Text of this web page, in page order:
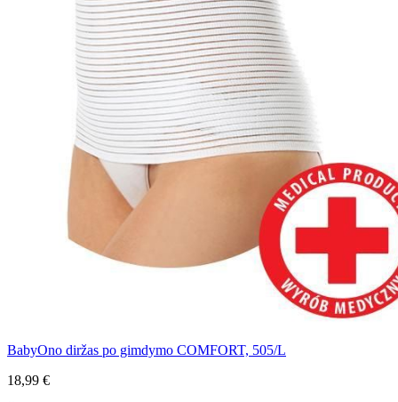
BabyOno diržas po gimdymo COMFORT, 505/L
18,99 €